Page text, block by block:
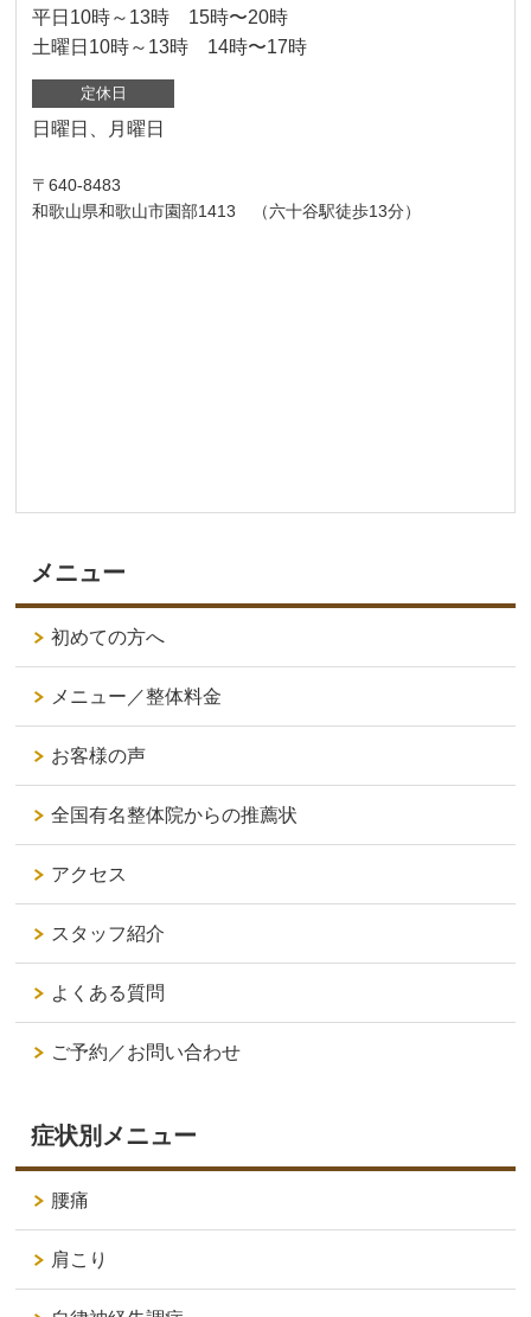
平日10時～13時 15時〜20時
土曜日10時～13時 14時〜17時
定休日
日曜日、月曜日
〒640-8483
和歌山県和歌山市園部1413 （六十谷駅徒歩13分）
メニュー
初めての方へ
メニュー／整体料金
お客様の声
全国有名整体院からの推薦状
アクセス
スタッフ紹介
よくある質問
ご予約／お問い合わせ
症状別メニュー
腰痛
肩こり